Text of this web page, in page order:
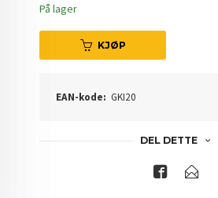
På lager
KJØP
EAN-kode: GKI20
DEL DETTE